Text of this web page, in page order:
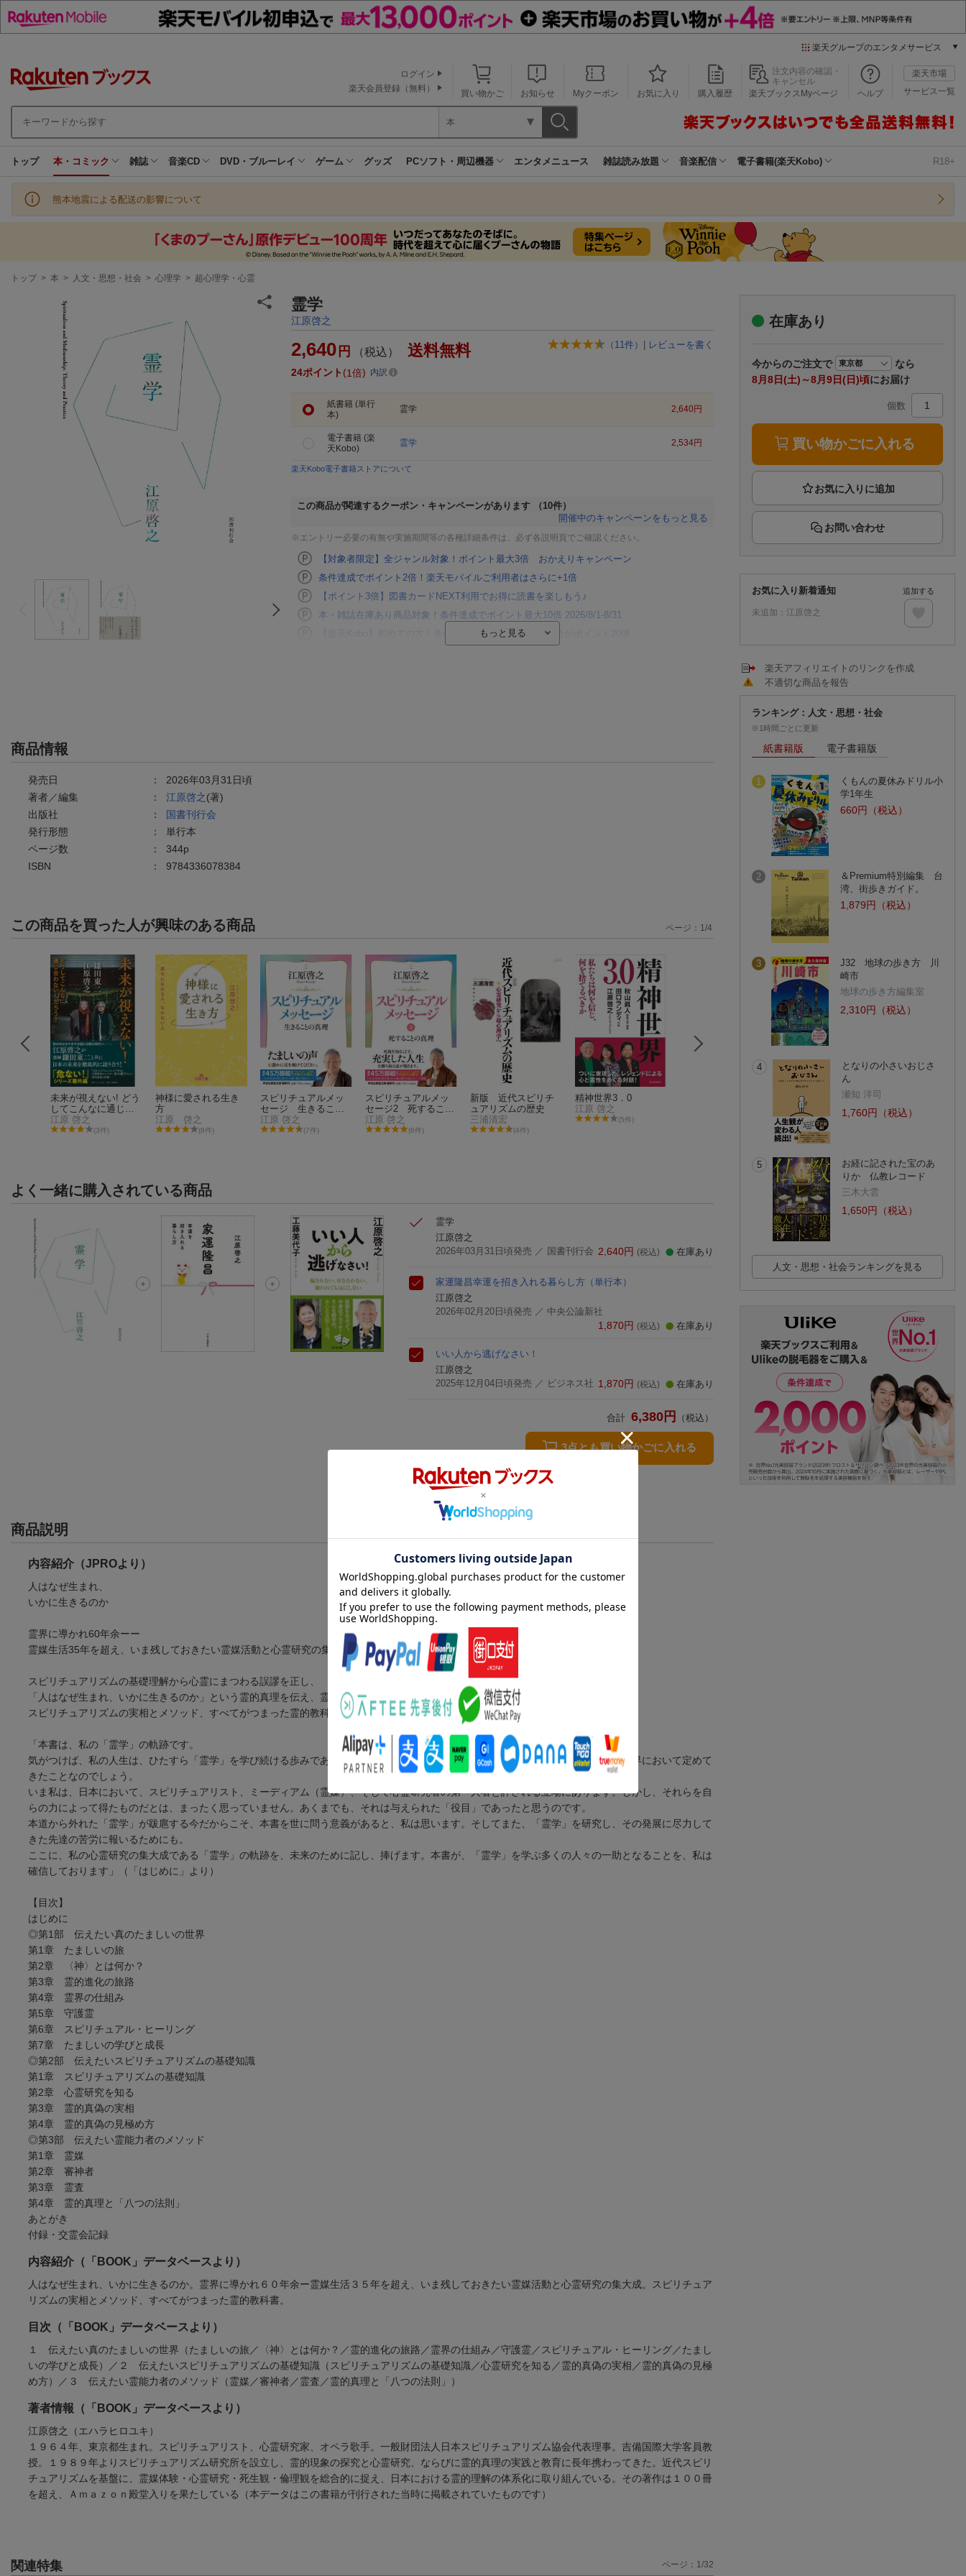
楽天グループのエンタメサービス
本/ゲーム/CD/DVD
楽天ブックス
楽天Kobo
エンタメニュース
推し楽
買い物かご お知らせ Myクーポン お気に入り 購入履歴
注文内容の確認・
キャンセル
楽天ブックスMyページ
ヘルプ
楽天市場
サービス一覧
ログイン
楽天会員登録（無料）
本
トップ 本・コミック 雑誌 音楽CD DVD・ブルーレイ ゲーム グッズ PCソフト・周辺機器 エンタメニュース 雑誌読み放題 音楽配信 電子書籍(楽天Kobo) R18+
熊本地震による配送の影響について
現
トップ > 本 > 人文・思想・社会 > 心理学 > 超心理学・心霊
霊学
江原啓之
（ 11件） | レビューを書く
2,640 円 （税込） 送料無料
24ポイント 1倍 内訳
紙書籍 (単行
本)
霊学 2,640円
電子書籍 (楽
天Kobo)
霊学 2,534円
楽天Kobo電子書籍ストアについて
この商品が関連するクーポン・キャンペーンがあります
（10件）
開催中のキャンペーンをもっと見る
※エントリー必要の有無や実施期間等の各種詳細条件は、必ず各説明頁でご確認ください。
【対象者限定】全ジャンル対象！ポイント最大3倍 おかえりキャンペーン
条件達成でポイント2倍！楽天モバイルご利用者はさらに+1倍
【ポイント3倍】図書カードNEXT利用でお得に読書を楽しもう♪
本・雑誌在庫あり商品対象！条件達成でポイント最大10倍 2026/8/1-8/31
【楽天Kobo】初めての方！条件達成で楽天ブックス購入分がポイント20倍
商品情報
発売日 ： 2026年03月31日頃
著者／編集
： 江原啓之(著)
出版社
：
国書刊行会
発行形態
： 単行本
ページ数
： 344p
ISBN
： 9784336078384
この商品を買った人が興味のある商品
未来が視えない! どう
してこんなに通じ合
わないんだろう?
江原 啓之
(3件)
神様に愛される生き
方
江原 啓之
(8件)
スピリチュアルメッ
セージ 生きること
の真理
江原 啓之
(7件)
スピリチュアルメッ
セージ2 死すること
の真理
江原 啓之
(6件)
新版 近代スピリチ
ュアリズムの歴史
三浦清宏
(4件)
精神世界3．0
江原 啓之
(5件)
この世が危ない!
江原 啓之
(25件)
江原 啓之
ページ： 1 /4
よく一緒に購入されている商品
霊学
江原啓之
2026年03月31日頃発売 ／ 国書刊行会 2,640円 (税込) 在庫あり
家運隆昌幸運を招き入れる暮らし方（単行本）
江原啓之
2026年02月20日頃発売 ／ 中央公論新社
1,870円 (税込) 在庫あり
いい人から逃げなさい！
江原啓之
2025年12月04日頃発売 ／ ビジネス社 1,870円 (税込) 在庫あり
合計 6,380 円 （税込）
3点とも買い物かごに入れる
商品説明
内容紹介（JPROより）
人はなぜ生まれ、
いかに生きるのか
霊界に導かれ60年余ーー
霊媒生活35年を超え、いま残しておきたい霊媒活動と心霊研究の集大成。
スピリチュアリズムの基礎理解から心霊にまつわる誤謬を正し、
「人はなぜ生まれ、いかに生きるのか」という霊的真理を伝え、霊的成長へといざなう。
スピリチュアリズムの実相とメソッド、すべてがつまった霊的教科書。
「本書は、私の「霊学」の軌跡です。
気がつけば、私の人生は、ひたすら「霊学」を学び続ける歩みであったように思います。その目的は、おそらく生まれる前に、霊的世界において定めて
きたことなのでしょう。
いま私は、日本において、スピリチュアリスト、ミーディアム（霊媒）、そして心霊研究者の第一人者と評される立場にあります。しかし、それらを自
らの力によって得たものだとは、まったく思っていません。あくまでも、それは与えられた「役目」であったと思うのです。
本道から外れた「霊学」が跋扈する今だからこそ、本書を世に問う意義があると、私は思います。そしてまた、「霊学」を研究し、その発展に尽力して
きた先達の苦労に報いるためにも。
ここに、私の心霊研究の集大成である「霊学」の軌跡を、未来のために記し、捧げます。本書が、「霊学」を学ぶ多くの人々の一助となることを、私は
確信しております」（「はじめに」より）
【目次】
はじめに
◎第1部 伝えたい真のたましいの世界
第1章 たましいの旅
第2章 〈神〉とは何か？
第3章 霊的進化の旅路
第4章 霊界の仕組み
第5章 守護霊
第6章 スピリチュアル・ヒーリング
第7章 たましいの学びと成長
◎第2部 伝えたいスピリチュアリズムの基礎知識
第1章 スピリチュアリズムの基礎知識
第2章 心霊研究を知る
第3章 霊的真偽の実相
第4章 霊的真偽の見極め方
◎第3部 伝えたい霊能力者のメソッド
第1章 霊媒
第2章 審神者
第3章 霊査
第4章 霊的真理と「八つの法則」
あとがき
付録・交霊会記録
内容紹介（「BOOK」データベースより）
人はなぜ生まれ、いかに生きるのか。霊界に導かれ６０年余ー霊媒生活３５年を超え、いま残しておきたい霊媒活動と心霊研究の集大成。スピリチュア
リズムの実相とメソッド、すべてがつまった霊的教科書。
目次（「BOOK」データベースより）
１ 伝えたい真のたましいの世界（たましいの旅／〈神〉とは何か？／霊的進化の旅路／霊界の仕組み／守護霊／スピリチュアル・ヒーリング／たまし
いの学びと成長）／２ 伝えたいスピリチュアリズムの基礎知識（スピリチュアリズムの基礎知識／心霊研究を知る／霊的真偽の実相／霊的真偽の見極
め方）／３ 伝えたい霊能力者のメソッド（霊媒／審神者／霊査／霊的真理と「八つの法則」）
著者情報（「BOOK」データベースより）
江原啓之（エハラヒロユキ）
１９６４年、東京都生まれ。スピリチュアリスト、心霊研究家、オペラ歌手。一般財団法人日本スピリチュアリズム協会代表理事。吉備国際大学客員教
授。１９８９年よりスピリチュアリズム研究所を設立し、霊的現象の探究と心霊研究、ならびに霊的真理の実践と教育に長年携わってきた。近代スピリ
チュアリズムを基盤に、霊媒体験・心霊研究・死生観・倫理観を総合的に捉え、日本における霊的理解の体系化に取り組んでいる。その著作は１００冊
を超え、Ａｍａｚｏｎ殿堂入りを果たしている（本データはこの書籍が刊行された当時に掲載されていたものです）
関連特集 ページ：1/32
在庫あり
今からのご注文で
なら
8月8日(土)～8月9日(日)頃にお届け
個数
買い物かごに入れる
お問い合わせ
お気に入り新着通知
未追加： 江原啓之
追加する
楽天アフィリエイトのリンクを作成
不適切な商品を報告
ランキング：人文・思想・社会
※1時間ごとに更新
紙書籍版 電子書籍版
1
くもんの夏休みドリル小
学1年生
660円（税込）
2
＆Premium特別編集 台
湾、街歩きガイド。
1,879円（税込）
3
J32 地球の歩き方 川
崎市
地球の歩き方編集室
2,310円（税込）
4
となりの小さいおじさ
ん
瀬知 洋司
1,760円（税込）
5
お経に記された宝のあ
りか 仏教レコード
三木大雲
1,650円（税込）
人文・思想・社会ランキングを見る